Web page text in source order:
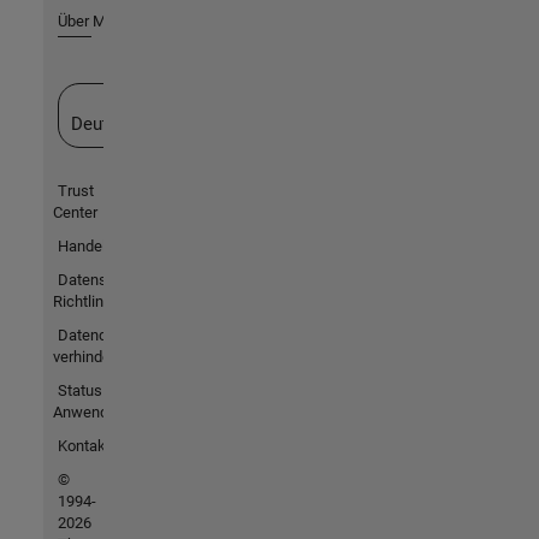
Über MathWorks
Deutschland
Trust
Center
Handelsmarken
Datenschutz-
Richtlinien
Datendiebstahl
verhindern
Status von
Anwendungen
Kontakt
©
1994-
2026